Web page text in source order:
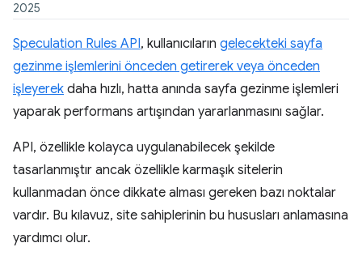
2025
Speculation Rules API, kullanıcıların gelecekteki sayfa
gezinme işlemlerini önceden getirerek veya önceden
işleyerek daha hızlı, hatta anında sayfa gezinme işlemleri
yaparak performans artışından yararlanmasını sağlar.
API, özellikle kolayca uygulanabilecek şekilde
tasarlanmıştır ancak özellikle karmaşık sitelerin
kullanmadan önce dikkate alması gereken bazı noktalar
vardır. Bu kılavuz, site sahiplerinin bu hususları anlamasına
yardımcı olur.